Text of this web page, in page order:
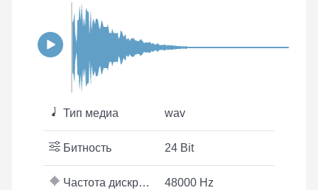
Тип медиа wav
Битность 24 Bit
Частота дискретизации 48000 Hz